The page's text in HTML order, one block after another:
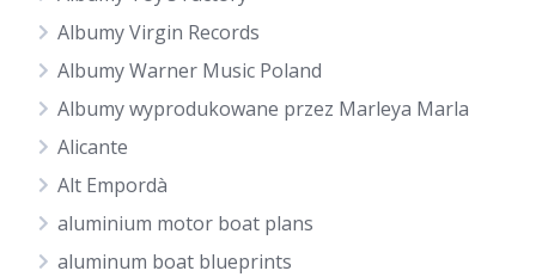
Albumy Virgin Records
Albumy Warner Music Poland
Albumy wyprodukowane przez Marleya Marla
Alicante
Alt Empordà
aluminium motor boat plans
aluminum boat blueprints